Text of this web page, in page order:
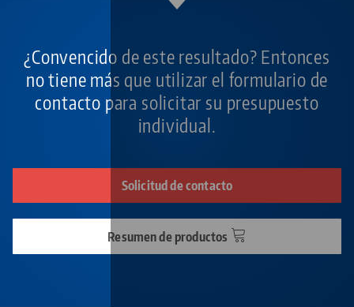
¿Convencido de este resultado? Entonces
no tiene más que utilizar el formulario de
contacto para solicitar su presupuesto
individual.
Resumen de productos
Solicitud de contacto